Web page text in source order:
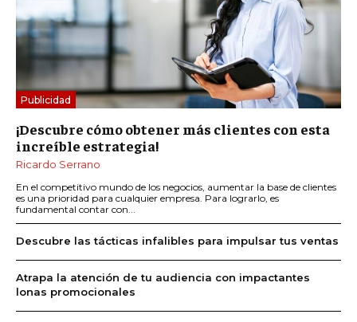
Publicidad
¡Descubre cómo obtener más clientes con esta
increíble estrategia!
Ricardo Serrano
En el competitivo mundo de los negocios, aumentar la base de clientes
es una prioridad para cualquier empresa. Para lograrlo, es
fundamental contar con...
Descubre las tácticas infalibles para impulsar tus ventas
Atrapa la atención de tu audiencia con impactantes
lonas promocionales